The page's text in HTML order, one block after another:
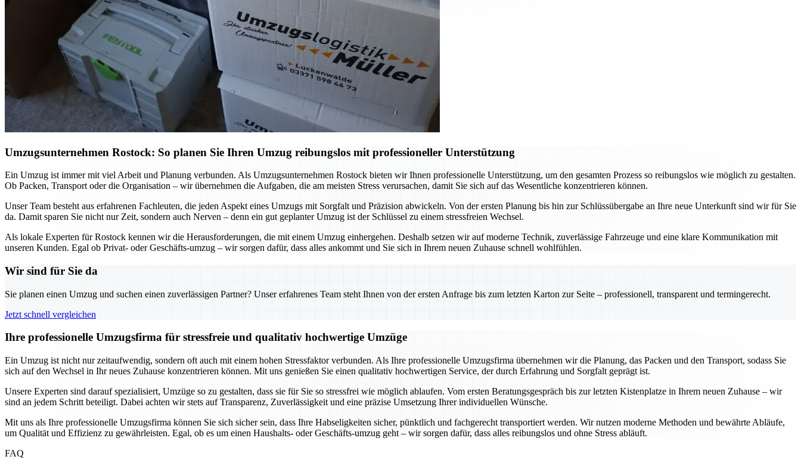
Umzugsunternehmen Rostock: So planen Sie Ihren Umzug reibungslos mit professioneller Unterstützung
Ein Umzug ist immer mit viel Arbeit und Planung verbunden. Als Umzugsunternehmen Rostock bieten wir Ihnen professionelle Unterstützung, um den gesamten Prozess so reibungslos wie möglich zu gestalten.
Ob Packen, Transport oder die Organisation – wir übernehmen die Aufgaben, die am meisten Stress verursachen, damit Sie sich auf das Wesentliche konzentrieren können.
Unser Team besteht aus erfahrenen Fachleuten, die jeden Aspekt eines Umzugs mit Sorgfalt und Präzision abwickeln. Von der ersten Planung bis hin zur Schlüssübergabe an Ihre neue Unterkunft sind wir für Sie
da. Damit sparen Sie nicht nur Zeit, sondern auch Nerven – denn ein gut geplanter Umzug ist der Schlüssel zu einem stressfreien Wechsel.
Als lokale Experten für Rostock kennen wir die Herausforderungen, die mit einem Umzug einhergehen. Deshalb setzen wir auf moderne Technik, zuverlässige Fahrzeuge und eine klare Kommunikation mit
unseren Kunden. Egal ob Privat- oder Geschäfts-umzug – wir sorgen dafür, dass alles ankommt und Sie sich in Ihrem neuen Zuhause schnell wohlfühlen.
Wir sind für Sie da
Sie planen einen Umzug und suchen einen zuverlässigen Partner? Unser erfahrenes Team steht Ihnen von der ersten Anfrage bis zum letzten Karton zur Seite – professionell, transparent und termingerecht.
Jetzt schnell vergleichen
Ihre professionelle Umzugsfirma für stressfreie und qualitativ hochwertige Umzüge
Ein Umzug ist nicht nur zeitaufwendig, sondern oft auch mit einem hohen Stressfaktor verbunden. Als Ihre professionelle Umzugsfirma übernehmen wir die Planung, das Packen und den Transport, sodass Sie
sich auf den Wechsel in Ihr neues Zuhause konzentrieren können. Mit uns genießen Sie einen qualitativ hochwertigen Service, der durch Erfahrung und Sorgfalt geprägt ist.
Unsere Experten sind darauf spezialisiert, Umzüge so zu gestalten, dass sie für Sie so stressfrei wie möglich ablaufen. Vom ersten Beratungsgespräch bis zur letzten Kistenplatze in Ihrem neuen Zuhause – wir
sind an jedem Schritt beteiligt. Dabei achten wir stets auf Transparenz, Zuverlässigkeit und eine präzise Umsetzung Ihrer individuellen Wünsche.
Mit uns als Ihre professionelle Umzugsfirma können Sie sich sicher sein, dass Ihre Habseligkeiten sicher, pünktlich und fachgerecht transportiert werden. Wir nutzen moderne Methoden und bewährte Abläufe,
um Qualität und Effizienz zu gewährleisten. Egal, ob es um einen Haushalts- oder Geschäfts-umzug geht – wir sorgen dafür, dass alles reibungslos und ohne Stress abläuft.
FAQ